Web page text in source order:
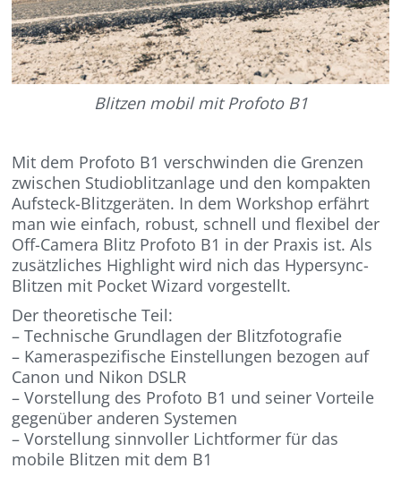
Blitzen mobil mit Profoto B1
Mit dem Profoto B1 verschwinden die Grenzen
zwischen Studioblitzanlage und den kompakten
Aufsteck-Blitzgeräten. In dem Workshop erfährt
man wie einfach, robust, schnell und flexibel der
Off-Camera Blitz Profoto B1 in der Praxis ist. Als
zusätzliches Highlight wird nich das Hypersync-
Blitzen mit Pocket Wizard vorgestellt.
Der theoretische Teil:
– Technische Grundlagen der Blitzfotografie
– Kameraspezifische Einstellungen bezogen auf
Canon und Nikon DSLR
– Vorstellung des Profoto B1 und seiner Vorteile
gegenüber anderen Systemen
– Vorstellung sinnvoller Lichtformer für das
mobile Blitzen mit dem B1